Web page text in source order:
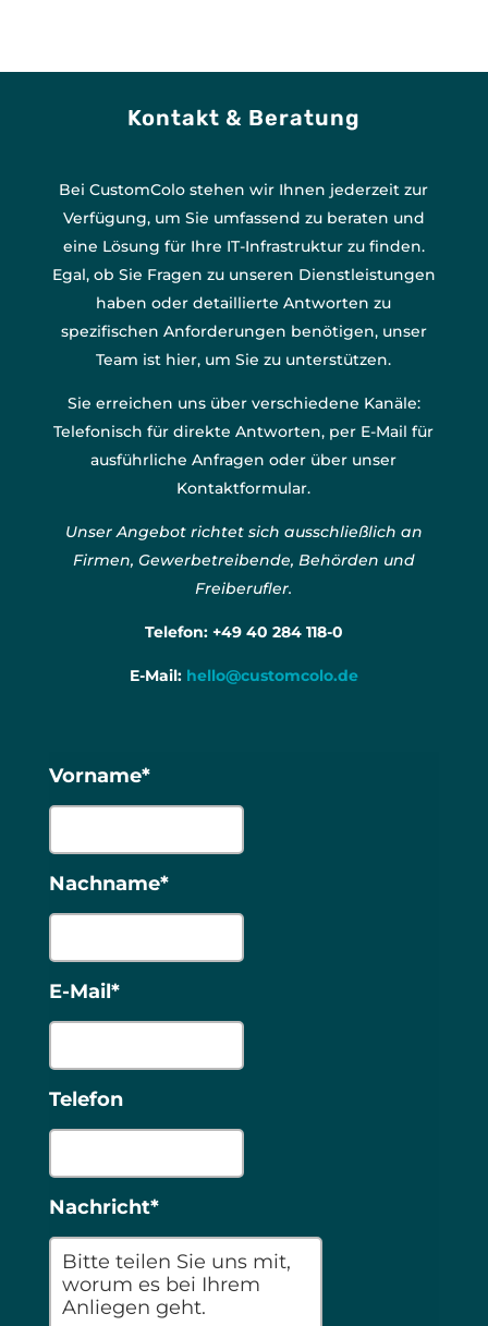
Kontakt & Beratung
Bei CustomColo stehen wir Ihnen jederzeit zur
Verfügung, um Sie umfassend zu beraten und
eine Lösung für Ihre IT-Infrastruktur zu finden.
Egal, ob Sie Fragen zu unseren Dienstleistungen
haben oder detaillierte Antworten zu
spezifischen Anforderungen benötigen, unser
Team ist hier, um Sie zu unterstützen.
Sie erreichen uns über verschiedene Kanäle:
Telefonisch für direkte Antworten, per E-Mail für
ausführliche Anfragen oder über unser
Kontaktformular.
Unser Angebot richtet sich ausschließlich an
Firmen, Gewerbetreibende, Behörden und
Freiberufler.
Telefon: +49 40 284 118-0
E-Mail: hello@customcolo.de
Vorname*
Nachname*
E-Mail*
Telefon
Nachricht*